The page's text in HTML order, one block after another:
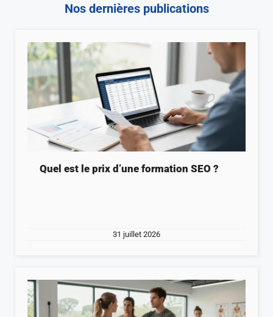
Nos dernières publications
Quel est le prix d’une formation SEO ?
31 juillet 2026